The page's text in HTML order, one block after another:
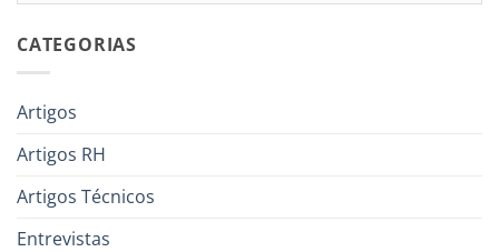
CATEGORIAS
Artigos
Artigos RH
Artigos Técnicos
Entrevistas